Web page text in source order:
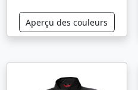
Aperçu des couleurs